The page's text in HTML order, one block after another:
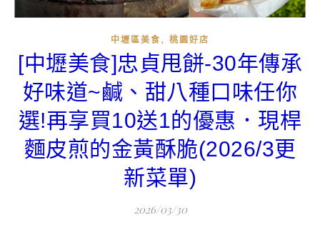
中壢區美食 , 桃園好店
[中壢美食]忠貞甩餅-30年傳承
好味道~鹹、甜八種口味任你
選!再享買10送1的優惠．現桿
麵皮煎的金黃酥脆(2026/3更
新菜單)
2026/03/30